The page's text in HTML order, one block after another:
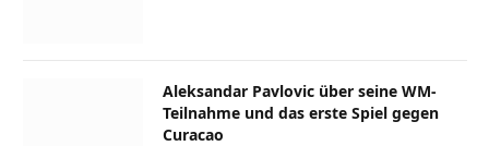
Aleksandar Pavlovic über seine WM-
Teilnahme und das erste Spiel gegen
Curacao